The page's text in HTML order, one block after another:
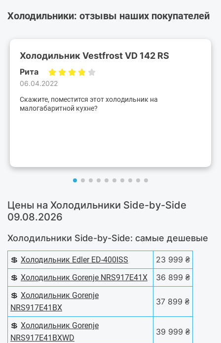
Холодильники: отзывы наших покупателей
Холодильник Vestfrost VD 142 RS
Рита
06.04.2022
Скажите, поместится этот холодильник на
малогабаритной кухне?
Цены на Холодильники Side-by-Side
09.08.2026
Холодильники Side-by-Side: самые дешевые
💲 Холодильник Edler ED-400ISS
23 999 ₴
💲 Холодильник Gorenje NRS917E41X
36 899 ₴
💲 Холодильник Gorenje
NRS917E41BX
37 899 ₴
💲 Холодильник Gorenje
NRS917E41BXWD
39 999 ₴